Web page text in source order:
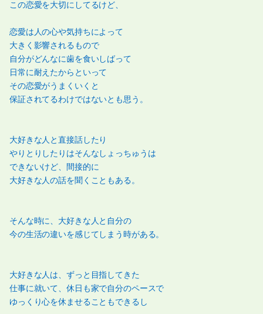
この恋愛を大切にしてるけど、
恋愛は人の心や気持ちによって
大きく影響されるもので
自分がどんなに歯を食いしばって
日常に耐えたからといって
その恋愛がうまくいくと
保証されてるわけではないとも思う。
大好きな人と直接話したり
やりとりしたりはそんなしょっちゅうは
できないけど、間接的に
大好きな人の話を聞くこともある。
そんな時に、大好きな人と自分の
今の生活の違いを感じてしまう時がある。
大好きな人は、ずっと目指してきた
仕事に就いて、休日も家で自分のペースで
ゆっくり心を休ませることもできるし